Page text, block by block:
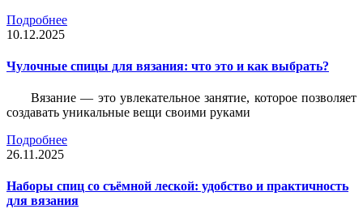
Подробнее
10.12.2025
Чулочные спицы для вязания: что это и как выбрать?
Вязание — это увлекательное занятие, которое позволяет
создавать уникальные вещи своими руками
Подробнее
26.11.2025
Наборы спиц со съёмной леской: удобство и практичность
для вязания